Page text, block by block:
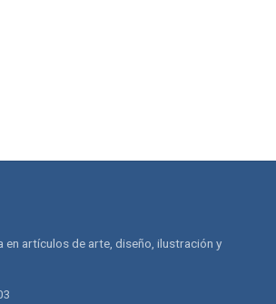
en artículos de arte, diseño, ilustración y